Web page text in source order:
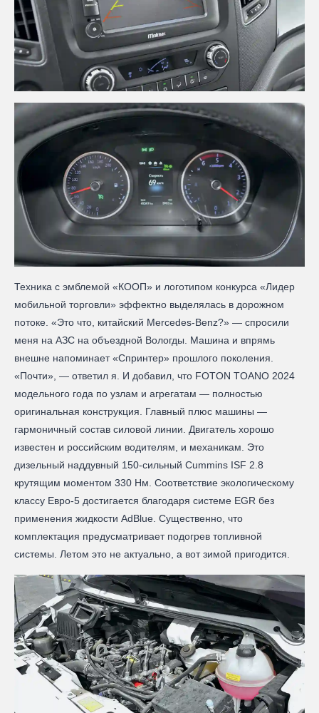
Техника с эмблемой «КООП» и логотипом конкурса «Лидер
мобильной торговли» эффектно выделялась в дорожном
потоке. «Это что, китайский Mercedes-Benz?» — спросили
меня на АЗС на объездной Вологды. Машина и впрямь
внешне напоминает «Спринтер» прошлого поколения.
«Почти», — ответил я. И добавил, что FOTON TOANO 2024
модельного года по узлам и агрегатам — полностью
оригинальная конструкция. Главный плюс машины —
гармоничный состав силовой линии. Двигатель хорошо
известен и российским водителям, и механикам. Это
дизельный наддувный 150‑сильный Cummins ISF 2.8
крутящим моментом 330 Нм. Соответствие экологическому
классу Евро-5 достигается благодаря системе EGR без
применения жидкости AdBlue. Существенно, что
комплектация предусматривает подогрев топливной
системы. Летом это не актуально, а вот зимой пригодится.